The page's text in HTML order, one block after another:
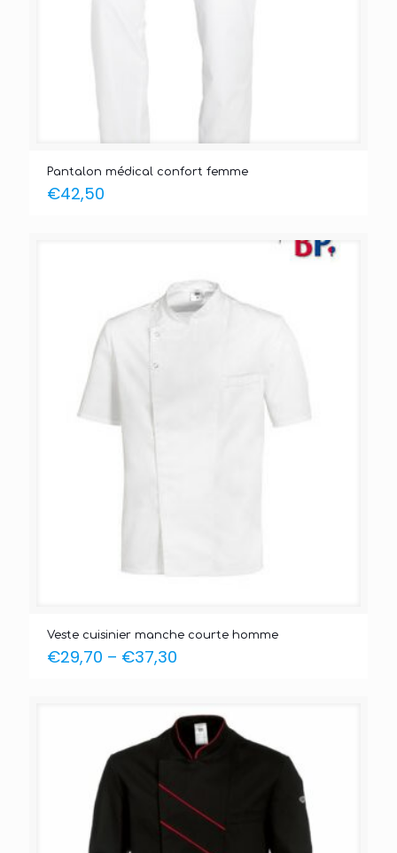
Pantalon médical confort femme
€42,50
Veste cuisinier manche courte homme
€29,70 – €37,30